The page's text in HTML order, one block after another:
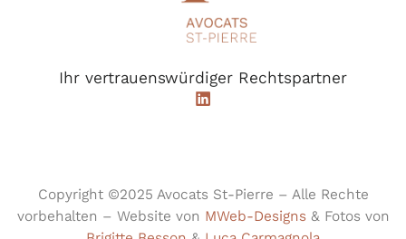
Ihr vertrauenswürdiger Rechtspartner
Copyright ©2025 Avocats St-Pierre – Alle Rechte
vorbehalten – Website von MWeb-Designs& Fotos von